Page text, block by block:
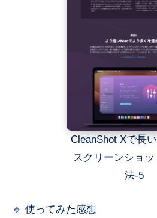
CleanShot Xで長
スクリーンショ
法-5
🔹 使ってみた感想